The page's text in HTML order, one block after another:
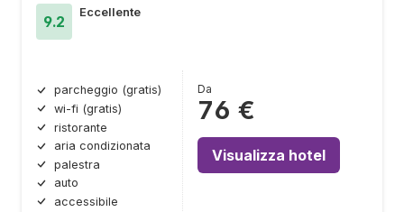
9.2
Eccellente
parcheggio (gratis)
wi-fi (gratis)
ristorante
aria condizionata
palestra
auto
accessibile
Da
76 €
Visualizza hotel